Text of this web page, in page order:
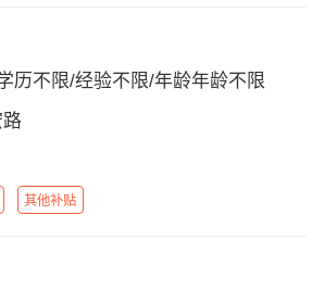
历不限/经验不限/年龄年龄不限
其他补贴